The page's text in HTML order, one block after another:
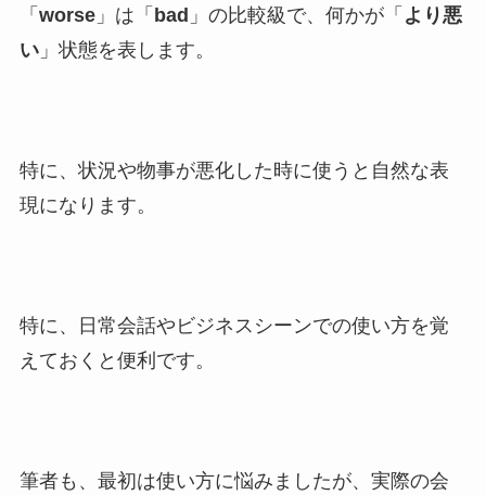
「 worse」は「 bad 」の比較級で、何かが「 より悪
い」状態を表します。
特に、状況や物事が悪化した時に使うと自然な表
現になります。
特に、日常会話やビジネスシーンでの使い方を覚
えておくと便利です。
筆者も、最初は使い方に悩みましたが、実際の会